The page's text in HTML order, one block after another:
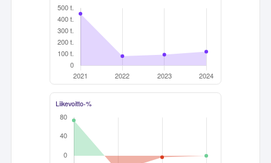
Liikevoitto-%